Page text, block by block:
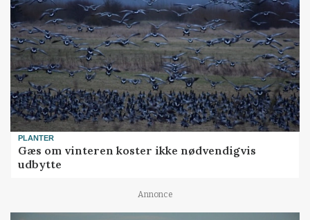
PLANTER
Gæs om vinteren koster ikke nødvendigvis
udbytte
Annonce